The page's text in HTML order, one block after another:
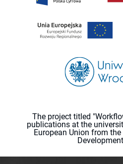
The project titled
publications at the
European Union from